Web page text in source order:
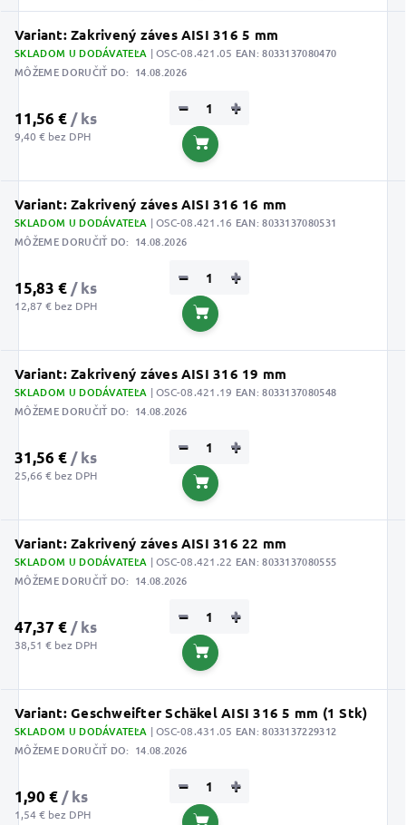
Variant: Zakrivený záves AISI 316 5 mm
SKLADOM U DODÁVATEĽA | OSC-08.421.05 EAN:8033137080470
MÔŽEME DORUČIŤ DO: 14.08.2026
11,56 € / ks
9,40 € bez DPH
+
−
Do košíka
Variant: Zakrivený záves AISI 316 16 mm
SKLADOM U DODÁVATEĽA | OSC-08.421.16 EAN:8033137080531
MÔŽEME DORUČIŤ DO: 14.08.2026
15,83 € / ks
12,87 € bez DPH
+
−
Do košíka
Variant: Zakrivený záves AISI 316 19 mm
SKLADOM U DODÁVATEĽA | OSC-08.421.19 EAN:8033137080548
MÔŽEME DORUČIŤ DO: 14.08.2026
31,56 € / ks
25,66 € bez DPH
+
−
Do košíka
Variant: Zakrivený záves AISI 316 22 mm
SKLADOM U DODÁVATEĽA | OSC-08.421.22 EAN:8033137080555
MÔŽEME DORUČIŤ DO: 14.08.2026
47,37 € / ks
38,51 € bez DPH
+
−
Do košíka
Variant: Geschweifter Schäkel AISI 316 5 mm (1 Stk)
SKLADOM U DODÁVATEĽA | OSC-08.431.05 EAN:8033137229312
MÔŽEME DORUČIŤ DO: 14.08.2026
1,90 € / ks
1,54 € bez DPH
+
−